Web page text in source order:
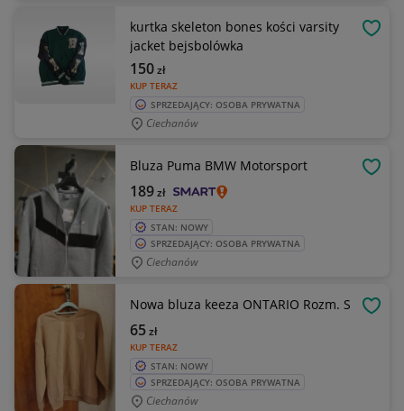
kurtka skeleton bones kości varsity
jacket bejsbolówka
KUP TERAZ
150zł
SPRZEDAJĄCY: OSOBA PRYWATNA
Ciechanów
Bluza Puma BMW Motorsport
KUP TERAZ
189zł
STAN: NOWY
SPRZEDAJĄCY: OSOBA PRYWATNA
Ciechanów
Nowa bluza keeza ONTARIO Rozm. S
KUP TERAZ
65zł
STAN: NOWY
SPRZEDAJĄCY: OSOBA PRYWATNA
Ciechanów